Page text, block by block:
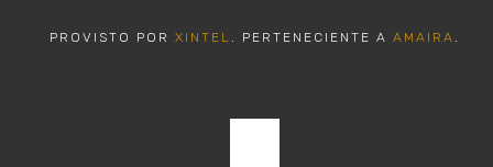
PROVISTO POR XINTEL . PERTENECIENTE A AMAIRA .